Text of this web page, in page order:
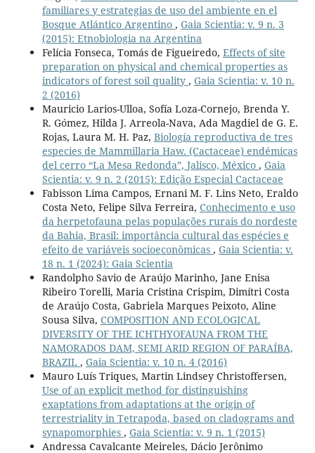
familiares y estrategias de uso del ambiente en el
Bosque Atlántico Argentino , Gaia Scientia: v. 9 n. 3
(2015): Etnobiologia na Argentina
Felícia Fonseca, Tomás de Figueiredo, Effects of site
preparation on physical and chemical properties as
indicators of forest soil quality , Gaia Scientia: v. 10 n.
2 (2016)
Mauricio Larios-Ulloa, Sofía Loza-Cornejo, Brenda Y.
R. Gómez, Hilda J. Arreola-Nava, Ada Magdiel de G. E.
Rojas, Laura M. H. Paz, Biología reproductiva de tres
especies de Mammillaria Haw. (Cactaceae) endémicas
del cerro “La Mesa Redonda”, Jalisco, México , Gaia
Scientia: v. 9 n. 2 (2015): Edição Especial Cactaceae
Fabisson Lima Campos, Ernani M. F. Lins Neto, Eraldo
Costa Neto, Felipe Silva Ferreira, Conhecimento e uso
da herpetofauna pelas populações rurais do nordeste
da Bahia, Brasil: importância cultural das espécies e
efeito de variáveis socioeconômicas , Gaia Scientia: v.
18 n. 1 (2024): Gaia Scientia
Randolpho Savio de Araújo Marinho, Jane Enisa
Ribeiro Torelli, Maria Cristina Crispim, Dimítri Costa
de Araújo Costa, Gabriela Marques Peixoto, Aline
Sousa Silva, COMPOSITION AND ECOLOGICAL
DIVERSITY OF THE ICHTHYOFAUNA FROM THE
NAMORADOS DAM, SEMI ARID REGION OF PARAÍBA,
BRAZIL , Gaia Scientia: v. 10 n. 4 (2016)
Mauro Luís Triques, Martin Lindsey Christoffersen,
Use of an explicit method for distinguishing
exaptations from adaptations at the origin of
terrestriality in Tetrapoda, based on cladograms and
synapomorphies , Gaia Scientia: v. 9 n. 1 (2015)
Andressa Cavalcante Meireles, Dácio Jerônimo